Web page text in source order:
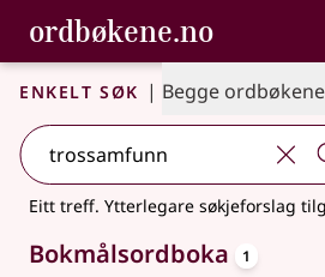
Gå til hovudinnhald
Tilgjenge
ordbøkene.no,
Bokmålsordboka og Nynorskordboka
Enkelt søk | Begge ordbøkene
Eitt treff. Ytterlegare søkjeforslag
Bokmålsordboka 1